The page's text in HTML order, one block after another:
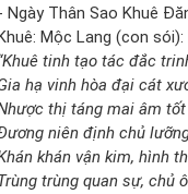
Ngày Thân Sao Khuê
Mộc Lang (con
tinh tạo tác đắc
hạ vinh hòa đại cát
thị táng mai âm
niên định chủ
khán vận kim, hình
trùng quan sự, chủ